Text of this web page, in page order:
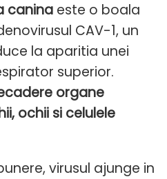
canina este o boala
CAV-1, un
la aparitia unei
superior.
organe
ochii si celulele
virusul ajunge in